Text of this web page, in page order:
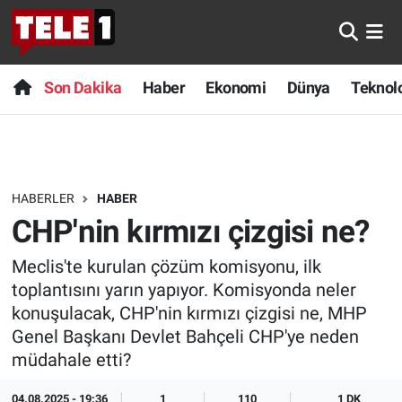
Son Dakika Haber Ekonomi Dünya
HABERLER HABER
CHP'nin kırmızı çizgisi ne?
Meclis'te kurulan çözüm komisyonu, ilk
toplantısını yarın yapıyor. Komisyonda neler
konuşulacak, CHP'nin kırmızı çizgisi ne, MHP
Genel Başkanı Devlet Bahçeli CHP'ye neden
müdahale etti?
04.08.2025 - 19:36 1 110 1 DK
Anında Manşet
Başka Sohbetler
Bilim turu
Doğa Konuşuyor
Dünya
Son Dakika
Haber
Dünya
Sağlık
Spor
Yayın Akışı
Nöbetçi Eczaneler
Hava Durumu
Trafik Durumu
Süper Lig Puan Durumu ve Fikstür
Tüm Manşetler
Son Dakika Haberleri
Haber Arşivi